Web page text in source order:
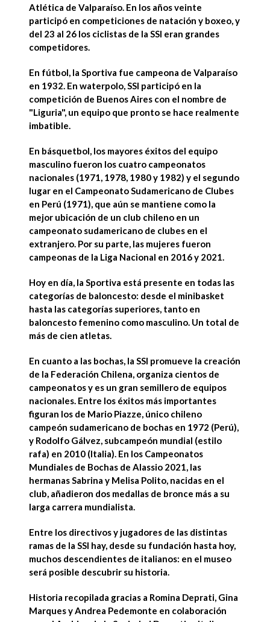
Atlética de Valparaíso. En los años veinte
participó en competiciones de natación y boxeo, y
del 23 al 26 los ciclistas de la SSI eran grandes
competidores.
En fútbol, la Sportiva fue campeona de Valparaíso
en 1932. En waterpolo, SSI participó en la
competición de Buenos Aires con el nombre de
"Liguria", un equipo que pronto se hace realmente
imbatible.
En básquetbol, los mayores éxitos del equipo
masculino fueron los cuatro campeonatos
nacionales (1971, 1978, 1980 y 1982) y el segundo
lugar en el Campeonato Sudamericano de Clubes
en Perú (1971), que aún se mantiene como la
mejor ubicación de un club chileno en un
campeonato sudamericano de clubes en el
extranjero. Por su parte, las mujeres fueron
campeonas de la Liga Nacional en 2016 y 2021.
Hoy en día, la Sportiva está presente en todas las
categorías de baloncesto: desde el minibasket
hasta las categorías superiores, tanto en
baloncesto femenino como masculino. Un total de
más de cien atletas.
En cuanto a las bochas, la SSI promueve la creación
de la Federación Chilena, organiza cientos de
campeonatos y es un gran semillero de equipos
nacionales. Entre los éxitos más importantes
figuran los de Mario Piazze, único chileno
campeón sudamericano de bochas en 1972 (Perú),
y Rodolfo Gálvez, subcampeón mundial (estilo
rafa) en 2010 (Italia). En los Campeonatos
Mundiales de Bochas de Alassio 2021, las
hermanas Sabrina y Melisa Polito, nacidas en el
club, añadieron dos medallas de bronce más a su
larga carrera mundialista.
Entre los directivos y jugadores de las distintas
ramas de la SSI hay, desde su fundación hasta hoy,
muchos descendientes de italianos: en el museo
será posible descubrir su historia.
Historia recopilada gracias a Romina Deprati, Gina
MarquesyAndrea Pedemonte en colaboración